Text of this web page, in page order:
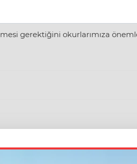
gerektiğini okurlarımıza önemle